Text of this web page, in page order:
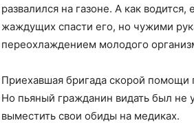
развалился на газоне. А как
жаждущих спасти его, но чужими
переохлаждением молодого
Приехавшая бригада скорой помощи
Но пьяный гражданин видать был не
выместить свои обиды на медиках.